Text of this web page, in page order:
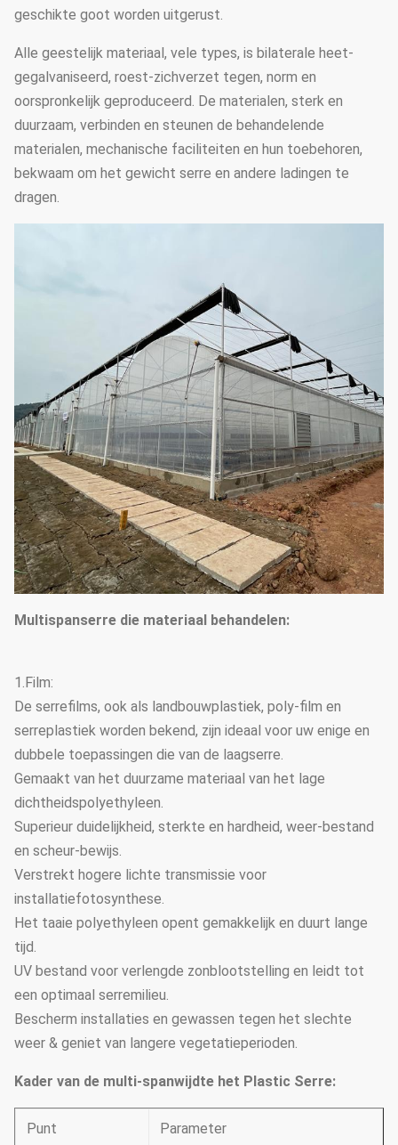
geschikte goot worden uitgerust.
Alle geestelijk materiaal, vele types, is bilaterale heet-
gegalvaniseerd, roest-zichverzet tegen, norm en
oorspronkelijk geproduceerd. De materialen, sterk en
duurzaam, verbinden en steunen de behandelende
materialen, mechanische faciliteiten en hun toebehoren,
bekwaam om het gewicht serre en andere ladingen te
dragen.
Multispanserre die materiaal behandelen:
1.Film:
De serrefilms, ook als landbouwplastiek, poly-film en
serreplastiek worden bekend, zijn ideaal voor uw enige en
dubbele toepassingen die van de laagserre.
Gemaakt van het duurzame materiaal van het lage
dichtheidspolyethyleen.
Superieur duidelijkheid, sterkte en hardheid, weer-bestand
en scheur-bewijs.
Verstrekt hogere lichte transmissie voor
installatiefotosynthese.
Het taaie polyethyleen opent gemakkelijk en duurt lange
tijd.
UV bestand voor verlengde zonblootstelling en leidt tot
een optimaal serremilieu.
Bescherm installaties en gewassen tegen het slechte
weer & geniet van langere vegetatieperioden.
Kader van de multi-spanwijdte het Plastic Serre:
Punt Parameter